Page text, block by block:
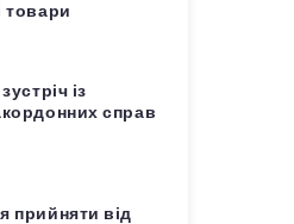
товари
із
справ
прийняти від